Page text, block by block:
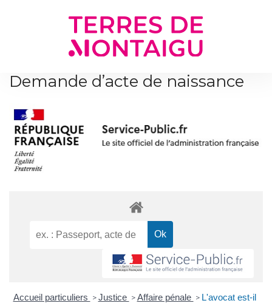
Demande d’acte de naissance
Accueil particuliers > Justice > Affaire pénale > L'avocat est-il